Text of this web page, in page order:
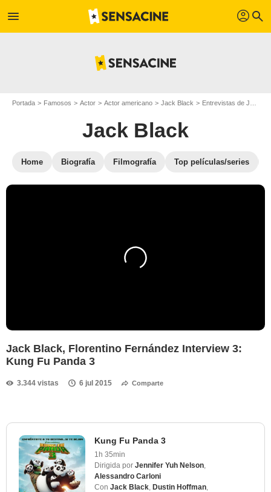
menu profil search
Portada Famosos Actor Actor americano Jack Black Entrevistas de Jack Black
Jack Black
Home Biografía Filmografía Top películas/series
Jack Black, Florentino Fernández Interview 3:
Kung Fu Panda 3
3.344 vistas 6 jul 2015 Comparte
Kung Fu Panda 3
1h 35min
Dirigida por Jennifer Yuh Nelson
Alessandro Carloni
Con Jack Black Dustin Hoffman